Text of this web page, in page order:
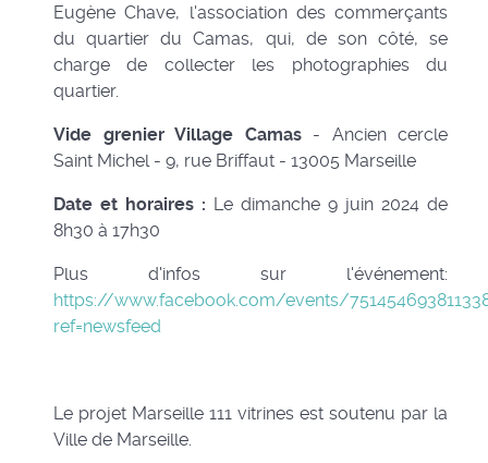
Eugène Chave, l'association des commerçants
du quartier du Camas, qui, de son côté, se
charge de collecter les photographies du
quartier.
Vide grenier Village Camas- Ancien cercle
Saint Michel - 9, rue Briffaut - 13005 Marseille
Date et horaires : Le dimanche 9 juin 2024 de
8h30 à 17h30
Plus d'infos sur l'événement:
https://www.facebook.com/events/
ref=newsfeed
Le projet Marseille 111 vitrines est soutenu par la
Ville de Marseille.